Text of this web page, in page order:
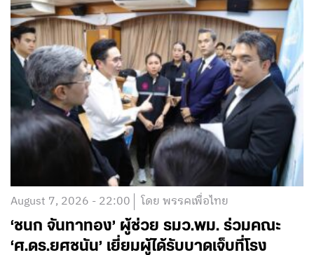
August 7, 2026 - 22:00 โดย พรรคเพื่อไทย
‘ชนก จันทาทอง’ ผู้ช่วย รมว.พม. ร่วมคณะ
‘ศ.ดร.ยศชนัน’ เยี่ยมผู้ได้รับบาดเจ็บที่โรง